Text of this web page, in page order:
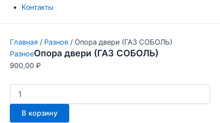
Контакты
Главная / Разное / Опора двери (ГАЗ СОБОЛЬ)
РазноеОпора двери (ГАЗ СОБОЛЬ)
900,00 ₽
В корзину